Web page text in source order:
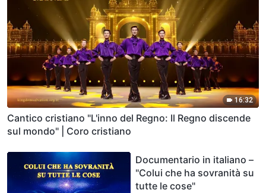
16:32
Cantico cristiano "L'inno del Regno: Il Regno discende
sul mondo" | Coro cristiano
Documentario in italiano –
"Colui che ha sovranità su
tutte le cose"